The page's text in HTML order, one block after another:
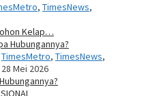
, TimesNews,
Kelap…
TimesMetro, TimesNews,
Mei 2026